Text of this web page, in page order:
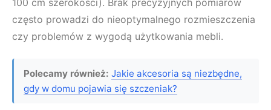
100 cm szerokości). Brak precyzyjnych pomiarów
często prowadzi do nieoptymalnego rozmieszczenia
czy problemów z wygodą użytkowania mebli.
Polecamy również: Jakie akcesoria są niezbędne,
gdy w domu pojawia się szczeniak?